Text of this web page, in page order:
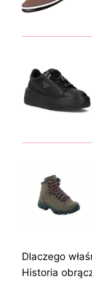
Dlaczego
Historia